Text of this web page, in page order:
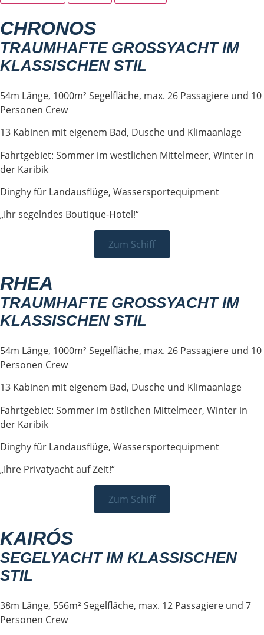
CHRONOS
TRAUMHAFTE GROSSYACHT IM K
LASSISCHEN STIL
54m Länge, 1000m² Segelfläche, max. 26 Passagiere und 10
Personen Crew
13 Kabinen mit eigenem Bad, Dusche und Klimaanlage
Fahrtgebiet: Sommer im westlichen Mittelmeer, Winter in
der Karibik
Dinghy für Landausflüge, Wassersportequipment
„Ihr segelndes Boutique-Hotel!“
Zum Schiff
RHEA
TRAUMHAFTE GROSSYACHT IM K
LASSISCHEN STIL
54m Länge, 1000m² Segelfläche, max. 26 Passagiere und 10
Personen Crew
13 Kabinen mit eigenem Bad, Dusche und Klimaanlage
Fahrtgebiet: Sommer im östlichen Mittelmeer, Winter in
der Karibik
Dinghy für Landausflüge, Wassersportequipment
„Ihre Privatyacht auf Zeit!“
Zum Schiff
KAIRÓS
SEGELYACHT IM KLASSISCHEN
STIL
38m Länge, 556m² Segelfläche, max. 12 Passagiere und 7
Personen Crew